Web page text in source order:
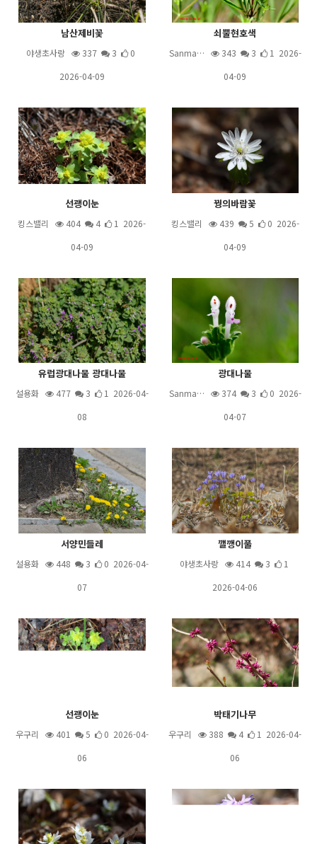
남산제비꽃
야생초사랑 337 3
0
2026-04-09
쇠뿔현호색
Sanma… 343 3
1 2026-
04-09
선괭이눈
킹스밸리 404 4
1 2026-
04-09
꿩의바람꽃
킹스밸리 439 5
0 2026-
04-09
유럽광대나물 광대나물
설용화 477 3
1 2026-04-
08
광대나물
Sanma… 374 3
0 2026-
04-07
서양민들레
설용화 448 3
0 2026-04-
07
깰깽이풀
야생초사랑 414 3
1
2026-04-06
선괭이눈
우구리 401 5
0 2026-04-
06
박태기나무
우구리 388 4
1 2026-04-
06